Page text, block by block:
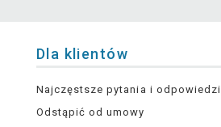
Dla klientów
Najczęstsze pytania i odpowiedzi
Odstąpić od umowy